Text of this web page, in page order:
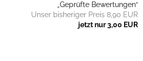
„Geprüfte Bewertungen“
Unser bisheriger Preis 8,90 EUR
jetzt nur 3,00 EUR